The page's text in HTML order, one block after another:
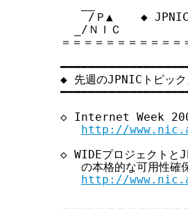
/Ｐ▲    ◆
  _/ＮＩＣ
＝＝＝＝＝＝＝＝＝＝
◆ 先週のJPNICトピッ
◇ Internet Week
http://
◇ WIDEプロジェクトと
の本格的な可用性
http://